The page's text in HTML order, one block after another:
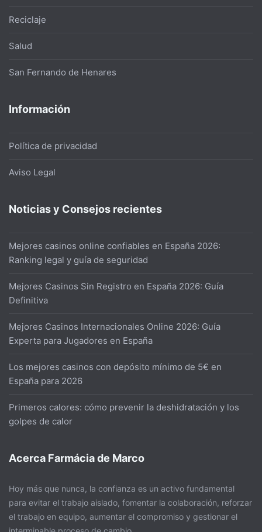
Reciclaje
Salud
San Fernando de Henares
Información
Política de privacidad
Aviso Legal
Noticias y Consejos recientes
Mejores casinos online confiables en España 2026:
Ranking legal y guía de seguridad
Mejores Casinos Sin Registro en España 2026: Guía
Definitiva
Mejores Casinos Internacionales Online 2026: Guía
Experta para Jugadores en España
Los mejores casinos con depósito mínimo de 5€ en
España para 2026
Primeros calores: cómo prevenir la deshidratación y los
golpes de calor
Acerca Farmácia de Marco
Hoy más que nunca, la confianza es un activo fundamental
para evitar el trabajo aislado, fomentar la colaboración, reforzar
el trabajo en equipo, aumentar el compromiso y gestionar el